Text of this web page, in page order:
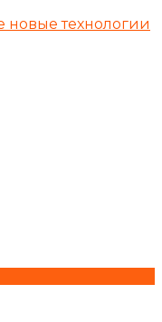
новые технологии